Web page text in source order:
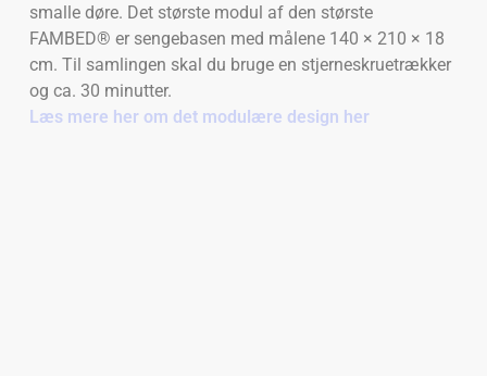
smalle døre. Det største modul af den største
FAMBED® er sengebasen med målene 140 × 210 × 18
cm. Til samlingen skal du bruge en stjerneskruetrækker
og ca. 30 minutter.
Læs mere her om det modulære design her